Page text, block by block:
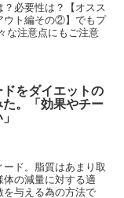
必要性は？【オスス
ウト編その②】でもプ
な注意点にもご注意
をダイエットの
。「効果やチー
ド。脂質はあまり取
の減量に対する適
を与える為の方法で